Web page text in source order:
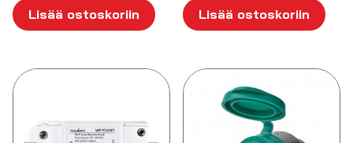
Lisää ostoskoriin Lisää ostoskoriin